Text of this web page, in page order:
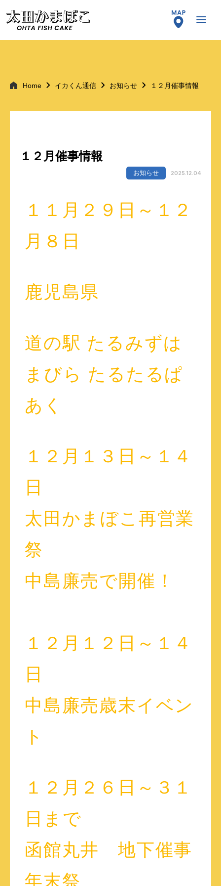
Home イカくん通信 お知らせ １２月催事情報
１２月催事情報
お知らせ 2025.12.04
１１月２９日～１２
月８日
鹿児島県
道の駅 たるみずは
まびら たるたるぱ
あく
１２月１３日～１４
日
太田かまぼこ再営業
祭
中島廉売で開催！
１２月１２日～１４
日
中島廉売歳末イベン
ト
１２月２６日～３１
日まで
函館丸井 地下催事
年末祭